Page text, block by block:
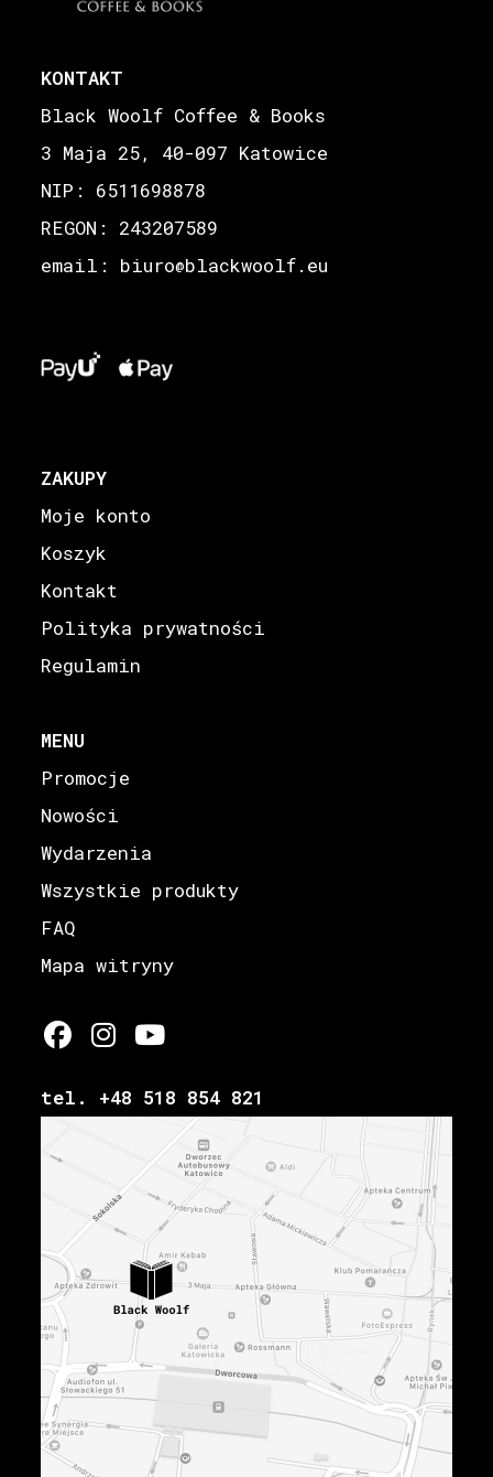
KONTAKT
Black Woolf Coffee & Books
3 Maja 25, 40-097 Katowice
NIP: 6511698878
REGON: 243207589
email: biuro@blackwoolf.eu
ZAKUPY
Moje konto
Koszyk
Kontakt
Polityka prywatności
Regulamin
MENU
Promocje
Nowości
Wydarzenia
Wszystkie produkty
FAQ
Mapa witryny
tel. +48 518 854 821